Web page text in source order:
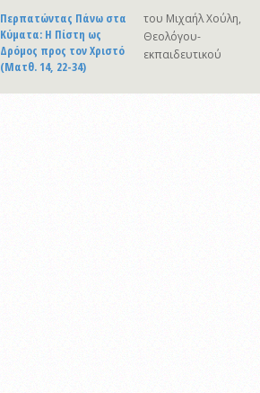
Περπατώντας Πάνω στα
Κύματα: Η Πίστη ως
Δρόμος προς τον Χριστό
(Ματθ. 14, 22-34)
του Μιχαήλ Χούλη,
Θεολόγου-
εκπαιδευτικού